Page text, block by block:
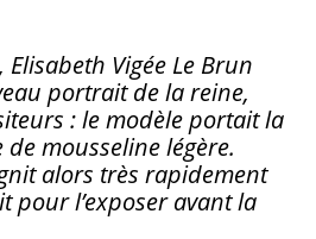
Vigée Le Brun
portrait de la reine,
: le modèle portait la
de mousseline légère.
alors très rapidement
pour l’exposer avant la